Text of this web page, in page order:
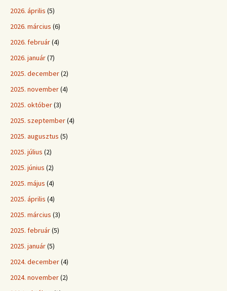
2026. április (5)
2026. március (6)
2026. február(4)
2026. január(7)
2025. december(2)
2025. november(4)
2025. október(3)
2025. szeptember(4)
2025. augusztus (5)
2025. július (2)
2025. június (2)
2025. május (4)
2025. április (4)
2025. március (3)
2025. február(5)
2025. január(5)
2024. december(4)
2024. november(2)